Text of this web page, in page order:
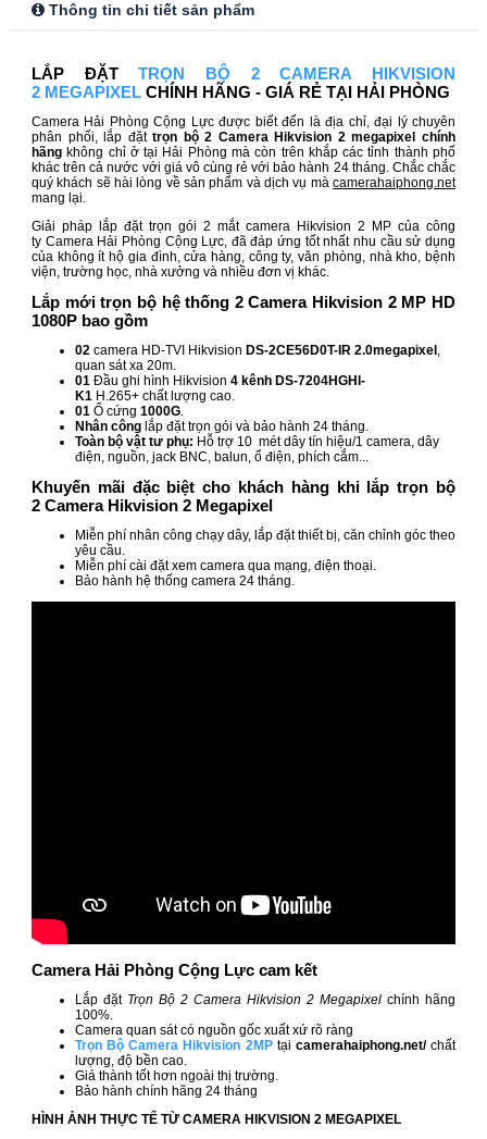
Thông tin chi tiết sản phẩm
LẮP ĐẶTTRỌN BỘ 2 CAMERA HIKVISION
2 MEGAPIXELCHÍNH HÃNG - GIÁ RẺ TẠI HẢI PHÒNG
Camera Hải Phòng Cộng Lực được biết đến là địa chỉ, đại lý chuyên
phân phối, lắp đặttrọn bộ 2 Camera Hikvision 2 megapixel chính
hãngkhông chỉ ở tại Hải Phòng mà còn trên khắp các tỉnh thành phố
khác trên cả nước với giá vô cùng rẻ với bảo hành 24 tháng. Chắc chắc
quý khách sẽ hài lòng về sản phẩm và dịch vụ mà camerahaiphong.net
mang lại.
Giải pháp lắp đặt trọn gói 2 mắt camera Hikvision 2 MP của công
ty Camera Hải Phòng Cộng Lực, đã đáp ứng tốt nhất nhu cầu sử dụng
của không ít hộ gia đình, cửa hàng, công ty, văn phòng, nhà kho, bệnh
viện, trường học, nhà xưởng và nhiều đơn vị khác.
Lắp mới trọn bộ hệ thống 2 Camera Hikvision 2 MP HD
1080P bao gồm
02 camera HD-TVI Hikvision DS-2CE56D0T-IR 2.0megapixel ,
quan sát xa 20m.
01Đầu ghi hình Hikvision 4 kênh DS-7204HGHI-
K1H.265+ chất lượng cao.
01Ổ cứng 1000G.
Nhân cônglắp đặt trọn gói và bảo hành 24 tháng.
Toàn bộ vật tư phụ: Hỗ trợ 10 mét dây tín hiệu/1 camera, dây
điện, nguồn, jack BNC, balun, ổ điện, phích cắm...
Khuyến mãi đặc biệt cho khách hàng khi lắp trọn bộ
2 Camera Hikvision 2 Megapixel
Miễn phí nhân công chạy dây, lắp đặt thiết bị, căn chỉnh góc theo
yêu cầu.
Miễn phí cài đặt xem camera qua mạng, điện thoại.
Bảo hành hệ thống camera 24 tháng.
Camera Hải Phòng Cộng Lực cam kết
Lắp đặt Trọn Bộ 2 Camera Hikvision 2 Megapixel chính hãng
100%.
Camera quan sát có nguồn gốc xuất xứ rõ ràng
Trọn Bộ Camera Hikvision 2MPtại camerahaiphong.net/chất
lượng, độ bền cao.
Giá thành tốt hơn ngoài thị trường.
Bảo hành chính hãng 24 tháng
HÌNH ẢNH THỰC TẾ TỪ CAMERA HIKVISION 2 MEGAPIXEL